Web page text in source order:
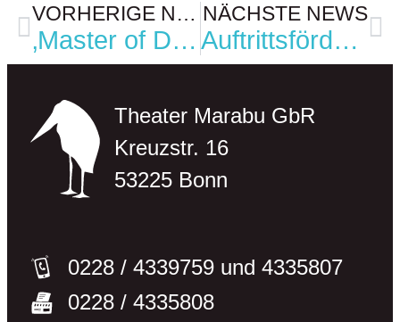
VORHERIGE NEWS
‚Master of Desaster‘ gewinnt einen der beiden Hauptpreise bei WESTWIND 22
NÄCHSTE NEWS
Auftrittsförderung durch Assitej Neustart Kultur
Theater Marabu GbR
Kreuzstr. 16
53225 Bonn
0228 / 433­9759 und 433­5807
0228 / 4335808